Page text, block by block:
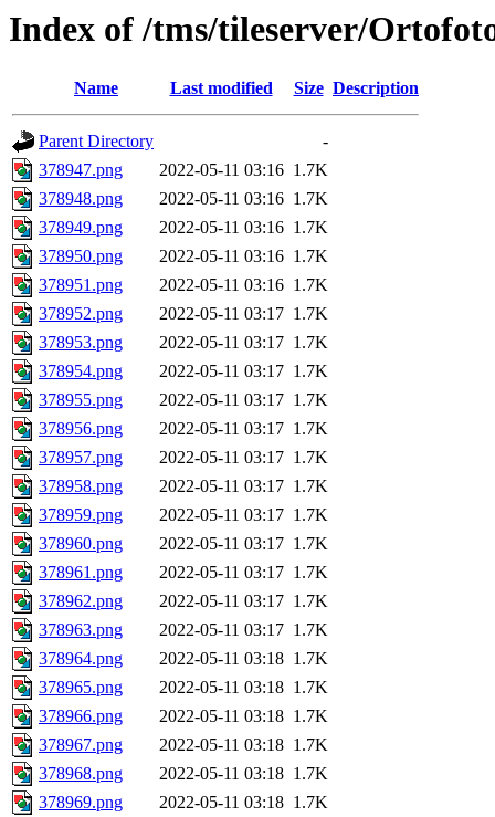
Index of /tms/tileserver/
Name Last modified Size Description
Parent Directory
-
378947.png
2022-05-11 03:16 1.7K
378948.png
2022-05-11 03:16 1.7K
378949.png
2022-05-11 03:16 1.7K
378950.png
2022-05-11 03:16 1.7K
378951.png
2022-05-11 03:16 1.7K
378952.png
2022-05-11 03:17 1.7K
378953.png
2022-05-11 03:17 1.7K
378954.png
2022-05-11 03:17 1.7K
378955.png
2022-05-11 03:17 1.7K
378956.png
2022-05-11 03:17 1.7K
378957.png
2022-05-11 03:17 1.7K
378958.png
2022-05-11 03:17 1.7K
378959.png
2022-05-11 03:17 1.7K
378960.png
2022-05-11 03:17 1.7K
378961.png
2022-05-11 03:17 1.7K
378962.png
2022-05-11 03:17 1.7K
378963.png
2022-05-11 03:17 1.7K
378964.png
2022-05-11 03:18 1.7K
378965.png
2022-05-11 03:18 1.7K
378966.png
2022-05-11 03:18 1.7K
378967.png
2022-05-11 03:18 1.7K
378968.png
2022-05-11 03:18 1.7K
378969.png
2022-05-11 03:18 1.7K